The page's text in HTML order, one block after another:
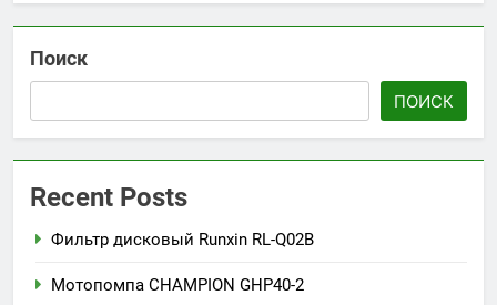
Поиск
ПОИСК
Recent Posts
Фильтр дисковый Runxin RL-Q02B
Мотопомпа CHAMPION GHP40-2